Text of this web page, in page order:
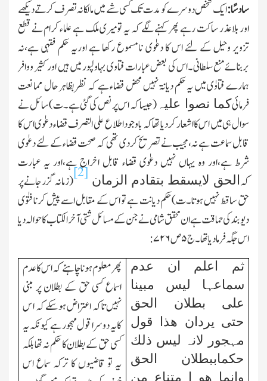
سادسًا:ایك شخص دوسرے کو مدت تك کسی شے میں مالکانہ تصرف کرتے دیکھے
اور بلاعذر ساکت رہے پھر کہنے لگے کہ یہ تومیری ملك ہے علماء کرام نے قطع
تزویر وحیل کے لئے اس کا دعوٰی نامسموع رکھا ہے اوریہ حکم فقہی ہے،نہ
بربنائےمنع سلطانی۔اس کی بعض عبارات فتاوی بہاولپور میں ہیں اور کثیر ووافر
ہمارے فتاوٰی میں یہ حکم دیانۃ نہیں محض قضاء ہے کہ نظر بظاہر حال ممانعت
فرمائیکما نصوا علیہ(جیسا کہ اس پر نص کی گئی ہے۔ت)سائل نے
سوال ہی میں اس کااشعار کردیا تھا کہ باوجود اطلاع علی التصرف قضاء دعوٰی اس کا
قابل سماعت ہے نہ،مجیب نے تصریح کردی تھی کہ صحت قضاء کے لئے دعوٰی
شرط ہے،اور وہ یہاں نہیں دعوٰی قضاء قابل اخراج ہے،اور یہ عبارت
کہالحق لایسقط بتقادم الزمان [2](زمانہ گزر جانے پر
حق ساقط نہیں ہوتا۔ت)حکم دیانت ہے تو اس کے مقابل اسے پیش کرنا فتوٰی
دیوبند کی حماقت ہے ان محقق شامی نے جن کے مسائل شتی آخر الکتاب کا حوالہ دیا
اس جگہ فرمادیا تھا۔ج۵ص۷۲۶:
ثم اعلم ان عدم
سماعہا لیس مبینا
علی بطلان الحق
حتی یردان ھذا قول
مہجور لانہ لیس ذلك
حکماببطلان الحق
وانما ھو ا متناع من
پھر معلوم ہونا چاہئے کہ اس کا عدم
اسماع کسی حق کے بطلان پر مبنی
نہیں تاکہ اعتراض ہوسکے کہ ا س
کایہ دوسرا قول مہجور ہے کیونکہ یہ
کسی حق کے بطلان کا حکم نہ تھا بلکہ
یہ تو قاضیوں کا ترکہسماع اس